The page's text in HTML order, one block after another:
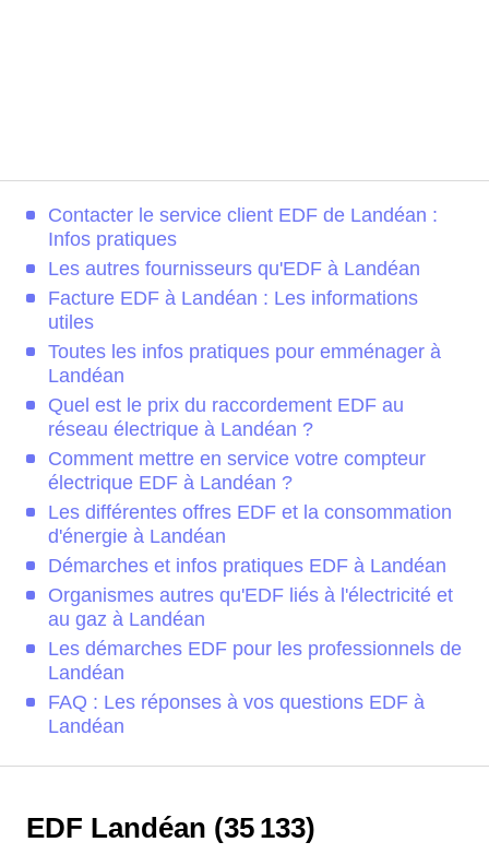
Contacter le service client EDF de Landéan :
Infos pratiques
Les autres fournisseurs qu'EDF à Landéan
Facture EDF à Landéan : Les informations
utiles
Toutes les infos pratiques pour emménager à
Landéan
Quel est le prix du raccordement EDF au
réseau électrique à Landéan ?
Comment mettre en service votre compteur
électrique EDF à Landéan ?
Les différentes offres EDF et la consommation
d'énergie à Landéan
Démarches et infos pratiques EDF à Landéan
Organismes autres qu'EDF liés à l'électricité et
au gaz à Landéan
Les démarches EDF pour les professionnels de
Landéan
FAQ : Les réponses à vos questions EDF à
Landéan
EDF Landéan (35 133)